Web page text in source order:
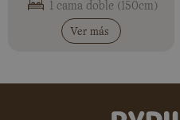
1 cama doble (150cm)
Ver más